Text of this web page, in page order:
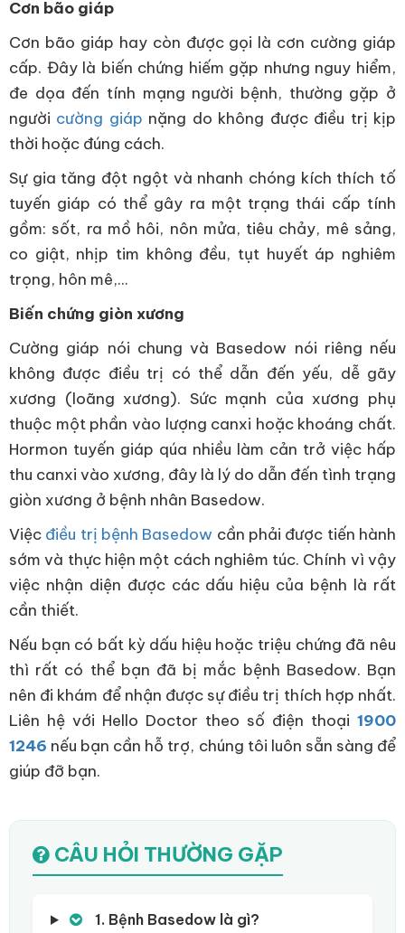
Cơn bão giáp
Cơn bão giáp hay còn được gọi là cơn cường giáp
cấp. Đây là biến chứng hiếm gặp nhưng nguy hiểm,
đe dọa đến tính mạng người bệnh, thường gặp ở
người cường giáp nặng do không được điều trị kịp
thời hoặc đúng cách.
Sự gia tăng đột ngột và nhanh chóng kích thích tố
tuyến giáp có thể gây ra một trạng thái cấp tính
gồm: sốt, ra mồ hôi, nôn mửa, tiêu chảy, mê sảng,
co giật, nhịp tim không đều, tụt huyết áp nghiêm
trọng, hôn mê,...
Biến chứng giòn xương
Cường giáp nói chung và Basedow nói riêng nếu
không được điều trị có thể dẫn đến yếu, dễ gãy
xương (loãng xương). Sức mạnh của xương phụ
thuộc một phần vào lượng canxi hoặc khoáng chất.
Hormon tuyến giáp qúa nhiều làm cản trở việc hấp
thu canxi vào xương, đây là lý do dẫn đến tình trạng
giòn xương ở bệnh nhân Basedow.
Việc điều trị bệnh Basedow cần phải được tiến hành
sớm và thực hiện một cách nghiêm túc. Chính vì vậy
việc nhận diện được các dấu hiệu của bệnh là rất
cần thiết.
Nếu bạn có bất kỳ dấu hiệu hoặc triệu chứng đã nêu
thì rất có thể bạn đã bị mắc bệnh Basedow. Bạn
nên đi khám để nhận được sự điều trị thích hợp nhất.
Liên hệ với Hello Doctor theo số điện thoại 1900
1246 nếu bạn cần hỗ trợ, chúng tôi luôn sẵn sàng để
giúp đỡ bạn.
CÂU HỎI THƯỜNG GẶP
1. Bệnh Basedow là gì?